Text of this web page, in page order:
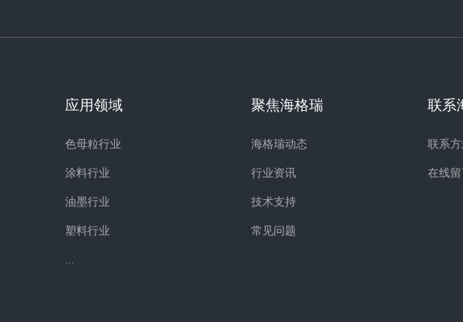
应用领域
色母粒行业
涂料行业
油墨行业
塑料行业
...
聚焦海格瑞
海格瑞动态
行业资讯
技术支持
常见问题
联系
联系
在线